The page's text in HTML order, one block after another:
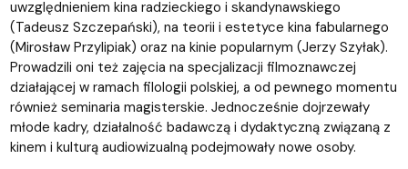
uwzględnieniem kina radzieckiego i skandynawskiego
(Tadeusz Szczepański), na teorii i estetyce kina fabularnego
(Mirosław Przylipiak) oraz na kinie popularnym (Jerzy Szyłak).
Prowadzili oni też zajęcia na specjalizacji filmoznawczej
działającej w ramach filologii polskiej, a od pewnego momentu
również seminaria magisterskie. Jednocześnie dojrzewały
młode kadry, działalność badawczą i dydaktyczną związaną z
kinem i kulturą audiowizualną podejmowały nowe osoby.